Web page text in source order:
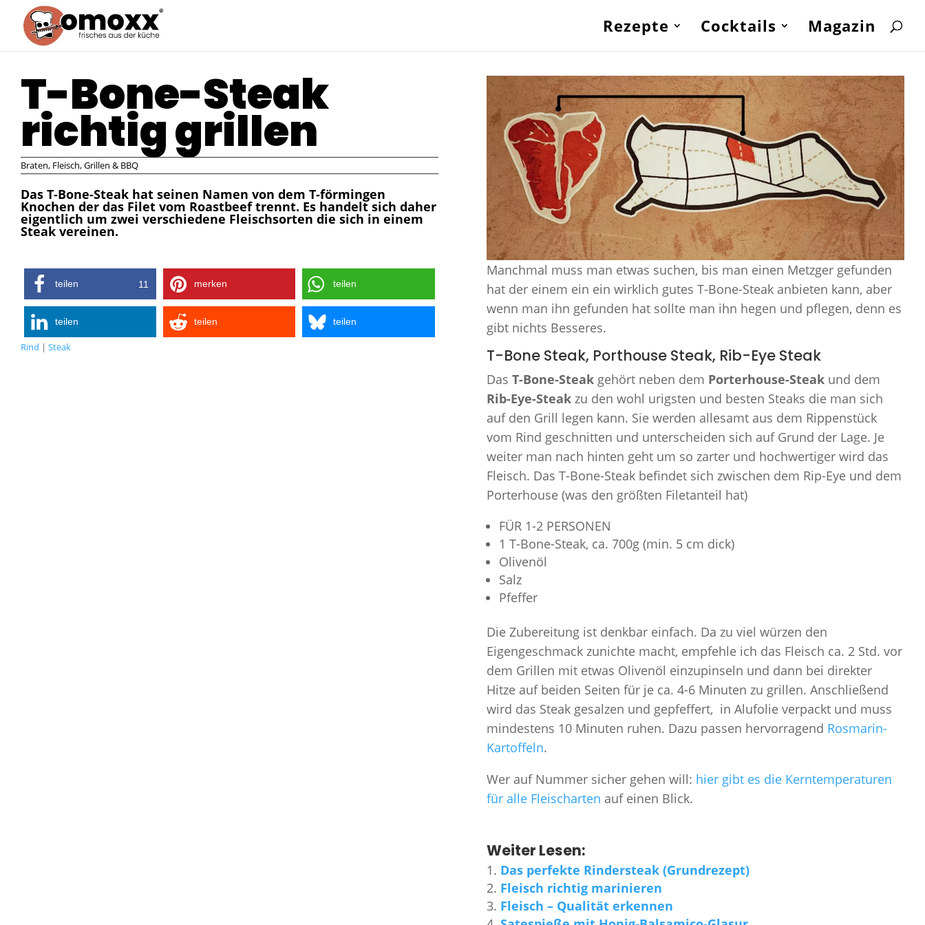
Rezepte Cocktails Magazin
T-Bone-Steak
richtig grillen
Braten, Fleisch,Grillen & BBQ
Das T-Bone-Steak hat seinen Namen von dem T-förmingen
Knochen der das Filet vom Roastbeef trennt. Es handelt sich daher
eigentlich um zwei verschiedene Fleischsorten die sich in einem
Steak vereinen.
teilen 11 merken teilen
teilen teilen teilen
Rind | Steak
Manchmal muss man etwas suchen, bis man einen Metzger gefunden
hat der einem ein ein wirklich gutes T-Bone-Steak anbieten kann, aber
wenn man ihn gefunden hat sollte man ihn hegen und pflegen, denn es
gibt nichts Besseres.
T-Bone Steak, Porthouse Steak, Rib-Eye Steak
DasT-Bone-Steak gehört neben dem Porterhouse-Steak und dem
Rib-Eye-Steak zu den wohl urigsten und besten Steaks die man sich
auf den Grill legen kann. Sie werden allesamt aus dem Rippenstück
vom Rind geschnitten und unterscheiden sich auf Grund der Lage. Je
weiter man nach hinten geht um so zarter und hochwertiger wird das
Fleisch. Das T-Bone-Steak befindet sich zwischen dem Rip-Eye und dem
Porterhouse (was den größten Filetanteil hat)
FÜR 1-2 PERSONEN
1 T-Bone-Steak, ca. 700g (min. 5 cm dick)
Olivenöl
Salz
Pfeffer
Die Zubereitung ist denkbar einfach. Da zu viel würzen den
Eigengeschmack zunichte macht, empfehle ich das Fleisch ca. 2 Std. vor
dem Grillen mit etwas Olivenöl einzupinseln und dann bei direkter
Hitze auf beiden Seiten für je ca. 4-6 Minuten zu grillen. Anschließend
wird das Steak gesalzen und gepfeffert, in Alufolie verpackt und muss
mindestens 10 Minuten ruhen. Dazu passen hervorragend Rosmarin-
Kartoffeln.
Wer auf Nummer sicher gehen will: hier gibt es die Kerntemperaturen
für alle Fleischarten auf einen Blick.
Weiter Lesen:
Das perfekte Rindersteak (Grundrezept)
Fleisch richtig marinieren
Fleisch – Qualität erkennen